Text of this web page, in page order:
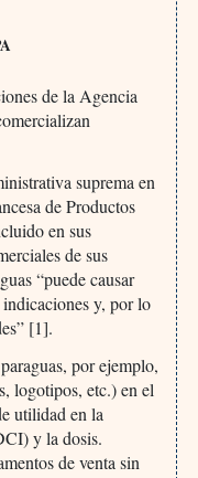
de la Agencia
suprema en
de Productos
en sus
de sus
“puede causar
y, por lo
[1].
por ejemplo,
logotipos, etc.) en el
utilidad en la
y la dosis.
de venta sin